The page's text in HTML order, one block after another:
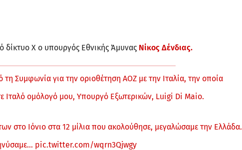
δίκτυο Χ ο υπουργός Εθνικής Άμυνας Νίκος Δένδιας.
Συμφωνία για την οριοθέτηση ΑΟΖ με την Ιταλία, την οποία
Ιταλό ομόλογό μου, Υπουργό Εξωτερικών, Luigi Di Maio.
στο Ιόνιο στα 12 μίλια που ακολούθησε, μεγαλώσαμε την Ελλάδα.
pic.twitter.com/wqrn3Qjwgy